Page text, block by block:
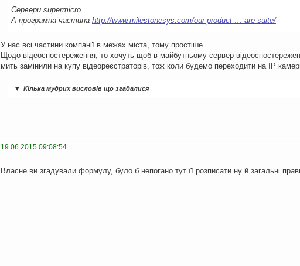
Сервери supermicro
А програмна частина http://www.milestonesys.com/our-product … are-suite/
У нас всі частини компанії в межах міста, тому простіше.
Щодо відеоспостереження, то хочуть щоб в майбутньому сервер
мить замінили на купу відеореєстраторів, тож коли будемо переходити на IP
▼ Кілька мудрих висловів що згадалися
19.06.2015 09:08:54
Власне ви згадували формулу, було б непогано тут її розписати ну й загальні